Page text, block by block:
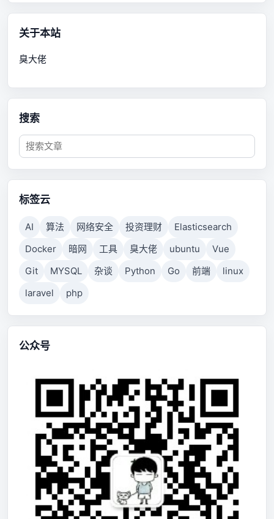
关于本站
臭大佬
搜索
标签云
AI 算法 网络安全 投资理财
Elasticsearch
Docker
暗网 工具 臭大佬 ubuntu
Vue
Git
MYSQL 杂谈 Python Go 前端
linux
laravel
php
公众号